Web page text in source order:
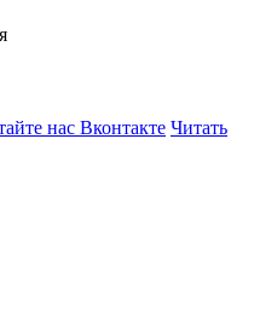
нас Вконтакте Читать